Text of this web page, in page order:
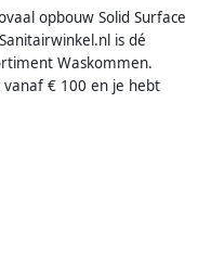
opbouw Solid Surface
is dé
Waskommen.
€ 100 en je hebt